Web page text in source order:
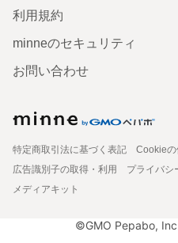
利用規約
minneのセキュリティ
お問い合わせ
特定商取引法に基づく表記
Cookieの
広告識別子の取得・利用
プライバシ
メディアキット
©GMO Pepabo,